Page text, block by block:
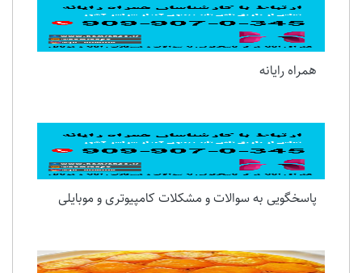
همراه رایانه
پاسخگویی به سوالات و مشکلات کامپیوتری و موبایلی